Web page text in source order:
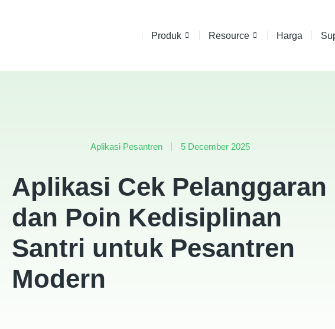
Produk Resource Harga
Aplikasi Pesantren 5 December 2025
Aplikasi Cek Pelanggaran
dan Poin Kedisiplinan
Santri untuk Pesantren
Modern